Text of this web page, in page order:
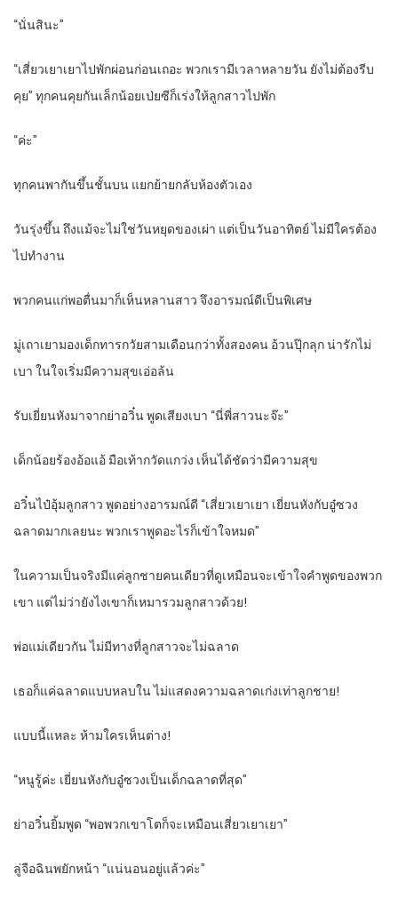
“นั่นสินะ”
“เสี่ยวเยาเยาไปพักผ่อนก่อนเถอะ พวกเรามีเวลาหลายวัน ยังไม่ต้องรีบ
คุย” ทุกคนคุยกันเล็กน้อยเป่ยซีก็เร่งให้ลูกสาวไปพัก
“ค่ะ”
ทุกคนพากันขึ้นชั้นบน แยกย้ายกลับห้องตัวเอง
วันรุ่งขึ้น ถึงแม้จะไม่ใช่วันหยุดของเผ่า แต่เป็นวันอาทิตย์ ไม่มีใครต้อง
ไปทำงาน
พวกคนแก่พอตื่นมาก็เห็นหลานสาว จึงอารมณ์ดีเป็นพิเศษ
มู่เถาเยามองเด็กทารกวัยสามเดือนกว่าทั้งสองคน อ้วนปุ๊กลุก น่ารักไม่
เบา ในใจเริ่มมีความสุขเอ่อล้น
รับเยี่ยนหังมาจากย่าอวิ๋น พูดเสียงเบา “นี่พี่สาวนะจ๊ะ”
เด็กน้อยร้องอ้อแอ้ มือเท้ากวัดแกว่ง เห็นได้ชัดว่ามีความสุข
อวิ๋นไป๋อุ้มลูกสาว พูดอย่างอารมณ์ดี “เสี่ยวเยาเยา เยี่ยนหังกับอู๋ซวง
ฉลาดมากเลยนะ พวกเราพูดอะไรก็เข้าใจหมด”
ในความเป็นจริงมีแค่ลูกชายคนเดียวที่ดูเหมือนจะเข้าใจคำพูดของพวก
เขา แต่ไม่ว่ายังไงเขาก็เหมารวมลูกสาวด้วย!
พ่อแม่เดียวกัน ไม่มีทางที่ลูกสาวจะไม่ฉลาด
เธอก็แค่ฉลาดแบบหลบใน ไม่แสดงความฉลาดเก่งเท่าลูกชาย!
แบบนี้แหละ ห้ามใครเห็นต่าง!
“หนูรู้ค่ะ เยี่ยนหังกับอู๋ซวงเป็นเด็กฉลาดที่สุด”
ย่าอวิ๋นยิ้มพูด “พอพวกเขาโตก็จะเหมือนเสี่ยวเยาเยา”
ลู่จือฉินพยักหน้า “แน่นอนอยู่แล้วค่ะ”